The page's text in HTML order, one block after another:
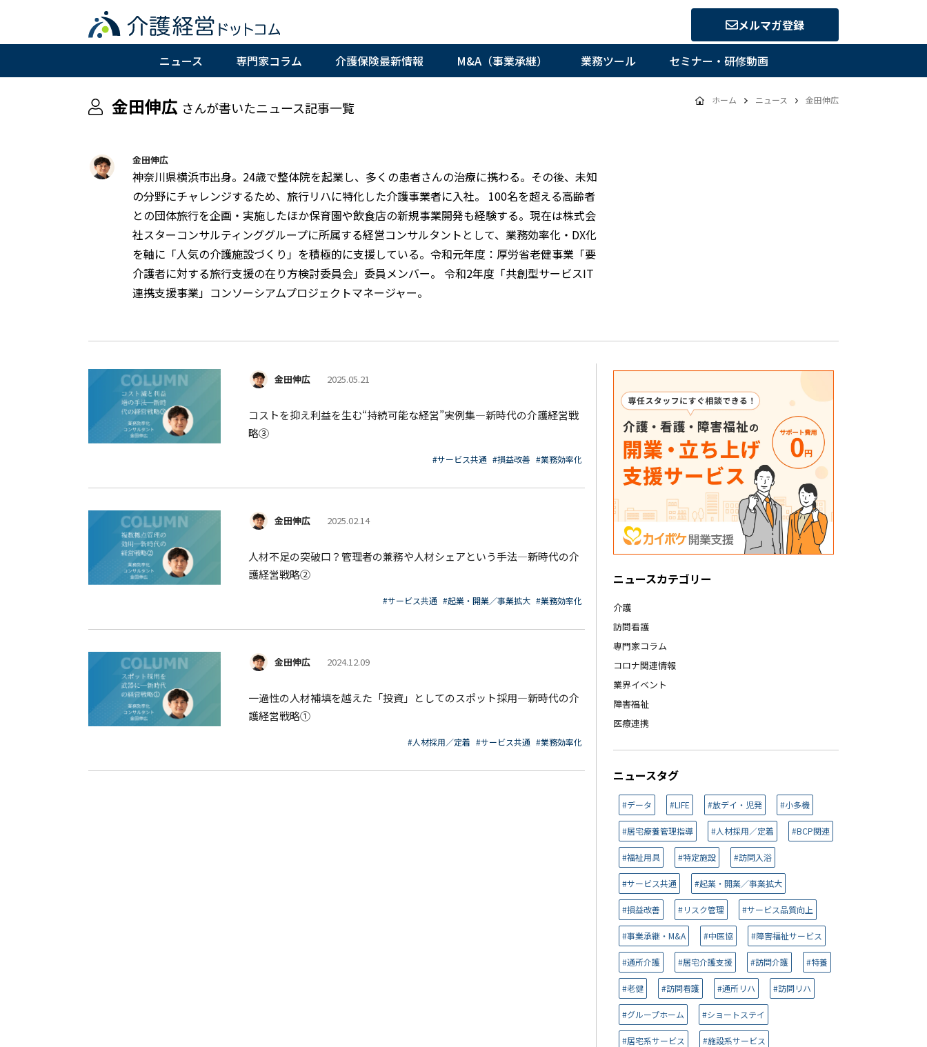
メルマガ登録
ニュース 専門家コラム 介護保険最新情報 M&A（事業承継） 業務ツール セミナー・研修動画
金田伸広 さんが書いたニュース記事一覧 ホーム ニュース 金田伸広
金田伸広
神奈川県横浜市出身。24歳で整体院を起業し、多くの患者さんの治療に携わる。その後、未知
の分野にチャレンジするため、旅行リハに特化した介護事業者に入社。 100名を超える高齢者
との団体旅行を企画・実施したほか保育園や飲食店の新規事業開発も経験する。現在は株式会
社スターコンサルティンググループに所属する経営コンサルタントとして、業務効率化・DX化
を軸に「人気の介護施設づくり」を積極的に支援している。令和元年度：厚労省老健事業「要
介護者に対する旅行支援の在り方検討委員会」委員メンバー。 令和2年度「共創型サービスIT
連携支援事業」コンソーシアムプロジェクトマネージャー。
金田伸広 2025.05.21
コストを抑え利益を生む“持続可能な経営”実例集―新時代の介護経営戦
略③
#サービス共通 #損益改善 #業務効率化
金田伸広 2025.02.14
人材不足の突破口？管理者の兼務や人材シェアという手法―新時代の介
護経営戦略②
#サービス共通 #起業・開業／事業拡大 #業務効率化
金田伸広 2024.12.09
一過性の人材補填を越えた「投資」としてのスポット採用―新時代の介
護経営戦略①
#人材採用／定着 #サービス共通 #業務効率化
ニュースカテゴリー
介護
訪問看護
専門家コラム
コロナ関連情報
業界イベント
障害福祉
医療連携
ニュースタグ
#データ #LIFE #放デイ・児発 #小多機
#居宅療養管理指導 #人材採用／定着 #BCP関連
#福祉用具 #特定施設 #訪問入浴
#サービス共通 #起業・開業／事業拡大
#損益改善 #リスク管理 #サービス品質向上
#事業承継・M&A #中医協 #障害福祉サービス
#通所介護 #居宅介護支援 #訪問介護 #特養
#老健 #訪問看護 #通所リハ #訪問リハ
#グループホーム #ショートステイ
#居宅系サービス #施設系サービス